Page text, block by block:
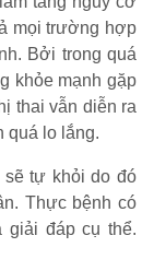
mọi trường hợp
Bởi trong quá
khỏe mạnh gặp
thai vẫn diễn ra
quá lo lắng.
tự khỏi do đó
Thực bệnh có
giải đáp cụ thể.